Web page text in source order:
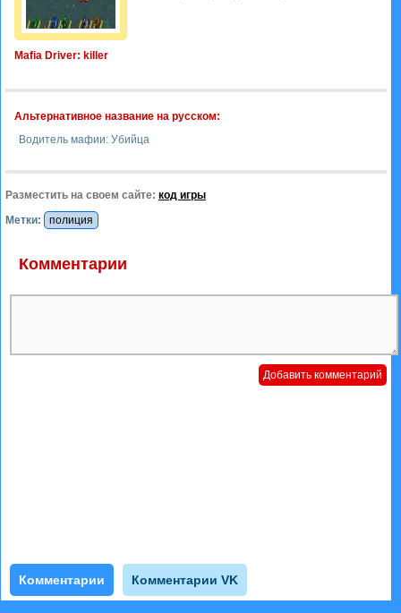
Mafia Driver: killer
Альтернативное название на русском:
Водитель мафии: Убийца
Разместить на своем сайте: код игры
Метки:
полиция
Комментарии
Комментарии Комментарии VK